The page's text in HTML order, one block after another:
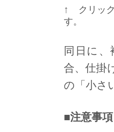
↑ クリック
す。
同日に
合、仕掛
の「小さ
■注意事項